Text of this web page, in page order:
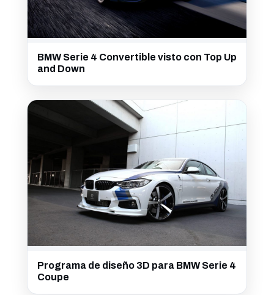
BMW Serie 4 Convertible visto con Top Up
and Down
Programa de diseño 3D para BMW Serie 4
Coupe